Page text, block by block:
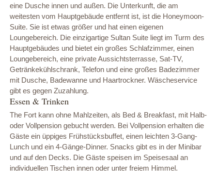
eine Dusche innen und außen. Die Unterkunft, die am
weitesten vom Hauptgebäude entfernt ist, ist die Honeymoon-
Suite. Sie ist etwas größer und hat einen eigenen
Loungebereich. Die einzigartige Sultan Suite liegt im Turm des
Hauptgebäudes und bietet ein großes Schlafzimmer, einen
Loungebereich, eine private Aussichtsterrasse, Sat-TV,
Getränkekühlschrank, Telefon und eine großes Badezimmer
mit Dusche, Badewanne und Haartrockner. Wäscheservice
gibt es gegen Zuzahlung.
Essen & Trinken
The Fort kann ohne Mahlzeiten, als Bed & Breakfast, mit Halb-
oder Vollpension gebucht werden. Bei Vollpension erhalten die
Gäste ein üppiges Frühstücksbuffet, einen leichten 3-Gang-
Lunch und ein 4-Gänge-Dinner. Snacks gibt es in der Minibar
und auf den Decks. Die Gäste speisen im Speisesaal an
individuellen Tischen innen oder unter freiem Himmel.